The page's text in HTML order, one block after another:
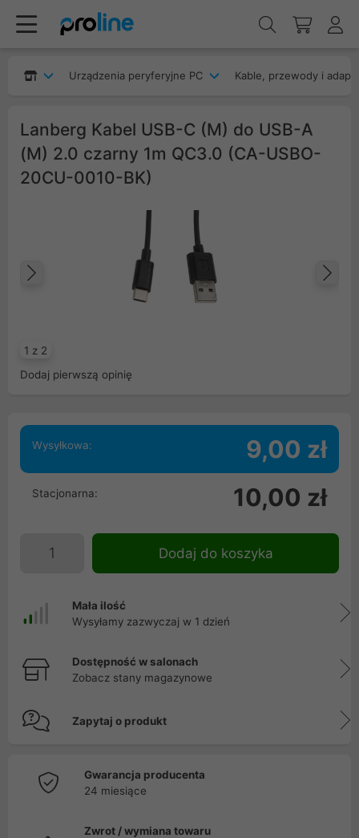
Urządzenia peryferyjne PC Kable, przewody i
Lanberg Kabel USB-C (M) do USB-A
(M) 2.0 czarny 1m QC3.0 (CA-USBO-
20CU-0010-BK)
1 z 2
Poprzedni
Dodaj pierwszą opinię
Wysyłkowa: 9,00 zł
Stacjonarna: 10,00 zł
Dodaj do koszyka
Mała ilość
Wysyłamy zazwyczaj w 1 dzień
Dostępność w salonach
Zobacz stany magazynowe
Zapytaj o produkt
Gwarancja producenta
24 miesiące
Zwrot / wymiana towaru